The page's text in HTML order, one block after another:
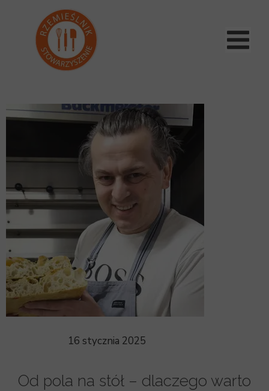
16 stycznia 2025
Od pola na stół – dlaczego warto